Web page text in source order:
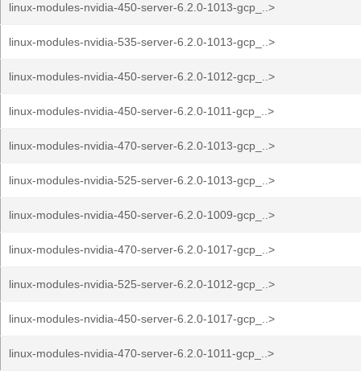
linux-modules-nvidia-450-server-6.2.0-1013-gcp_..>
linux-modules-nvidia-535-server-6.2.0-1013-gcp_..>
linux-modules-nvidia-450-server-6.2.0-1012-gcp_..>
linux-modules-nvidia-450-server-6.2.0-1011-gcp_..>
linux-modules-nvidia-470-server-6.2.0-1013-gcp_..>
linux-modules-nvidia-525-server-6.2.0-1013-gcp_..>
linux-modules-nvidia-450-server-6.2.0-1009-gcp_..>
linux-modules-nvidia-470-server-6.2.0-1017-gcp_..>
linux-modules-nvidia-525-server-6.2.0-1012-gcp_..>
linux-modules-nvidia-450-server-6.2.0-1017-gcp_..>
linux-modules-nvidia-470-server-6.2.0-1011-gcp_..>